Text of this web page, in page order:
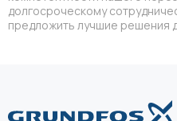
долгосроческому
предложить лучшие решения